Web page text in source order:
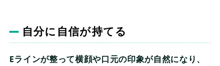
自分に自信が持てる
Eラインが整って横顔や口元の印象が自然になり、